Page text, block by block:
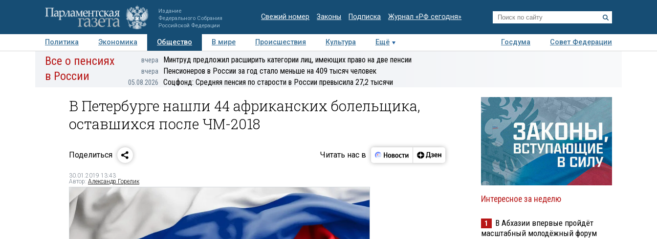
Издание
Федерального Собрания
Российской Федерации
Свежий номер Законы Подписка Журнал «РФ сегодня»
Политика Экономика Общество В мире Происшествия Культура Ещё Госдума
Совет Федерации
Авторы Персоны Мнения Регионы Медиацентр Интервью Колумнисты
Деловая
Все о пенсиях
в России
вчера Минтруд предложил расширить категории лиц, имеющих право на две пенсии
вчера Пенсионеров в России за год стало меньше на 409 тысяч человек
05.08.2026 Соцфонд: Средняя пенсия по старости в России превысила 27,2 тысячи
В Петербурге нашли 44 африканских болельщика,
оставшихся после ЧМ-2018
Поделиться Читать нас в
30.01.2019 13:43
Автор: Александр Горелик
Интересное за неделю
1
В Абхазии впервые пройдёт
масштабный молодёжный форум